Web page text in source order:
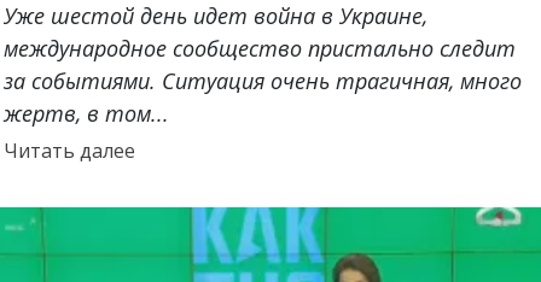
Уже шестой день идет война в Украине,
международное сообщество пристально следит
за событиями. Ситуация очень трагичная, много
жертв, в том...
Читать далееПрочитать
о